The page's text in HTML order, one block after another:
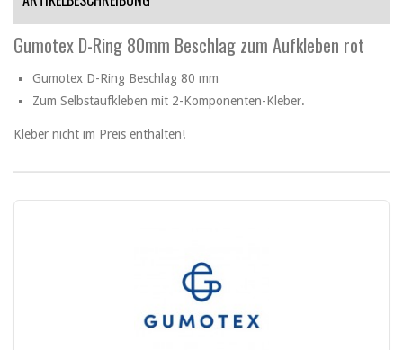
Gumotex D-Ring 80mm Beschlag zum Aufkleben rot
Gumotex D-Ring Beschlag 80 mm
Zum Selbstaufkleben mit 2-Komponenten-Kleber.
Kleber nicht im Preis enthalten!